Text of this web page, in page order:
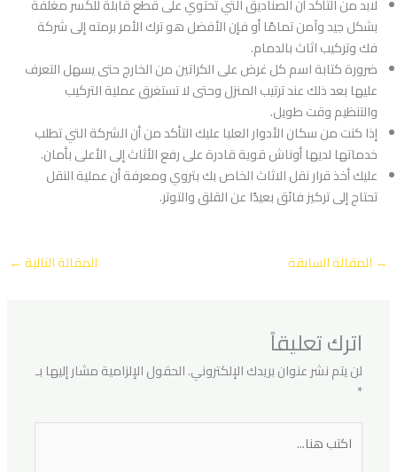
لابد من التأكد أن الصناديق التي تحتوي على قطع قابلة للكسر مغلفة
بشكل جيد وآمن تمامًا أو فإن الأفضل هو ترك الأمر برمته إلى شركة
فك وتركيب اثاث بالدمام.
ضرورة كتابة اسم كل غرض على الكراتين من الخارج حتى يسهل التعرف
عليها بعد ذلك عند ترتيب المنزل وحتى لا تستغرق عملية التركيب
والتنظيم وقت طويل.
إذا كنت من سكان الأدوار العليا عليك التأكد من أن الشركة التي تطلب
خدماتها لديها أوناش قوية قادرة على رفع الأثاث إلى الأعلى بأمان.
عليك أخذ قرار نقل الاثاث الخاص بك بتروي ومعرفة أن عملية النقل
تحتاج إلى تركيز فائق بعيدًا عن القلق والتوتر.
→ المقالة السابقة المقالة التالية ←
اترك تعليقاً
لن يتم نشر عنوان بريدك الإلكتروني.الحقول الإلزامية مشار إليها بـ
*
هنا...